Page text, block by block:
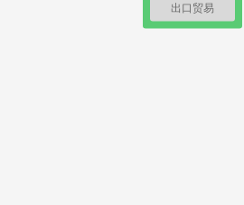
出口贸易